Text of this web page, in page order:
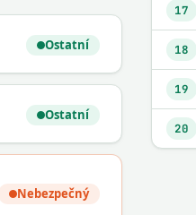
Ostatní
Ostatní
Nebezpečný
17
18
19
20